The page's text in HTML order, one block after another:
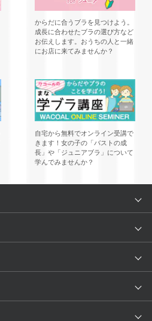
からだに合うブラを見つけよう。
成長に合わせたブラの選び方など
お伝えします。おうちの人と一緒
にお店に来てみませんか？
自宅から無料でオンライン受講で
きます！女の子の「バストの成
長」や「ジュニアブラ」について
学んでみませんか？
une nana cool